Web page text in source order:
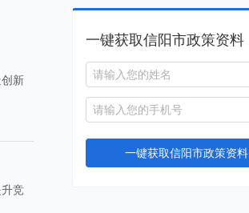
新
竞
一键获取信阳市政策资料
一键获取信阳市政策资料